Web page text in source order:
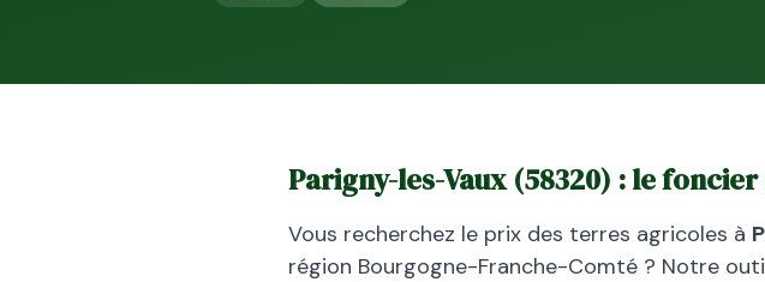
Parigny-les-Vaux(58320) : le
Vous recherchez le prix des terres agricoles à
région Bourgogne-Franche-Comté ? Notre